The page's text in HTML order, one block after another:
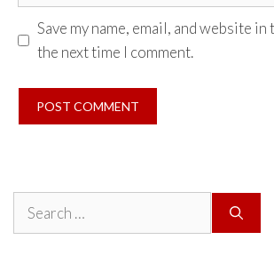
Save my name, email, and website
the next time I comment.
Search